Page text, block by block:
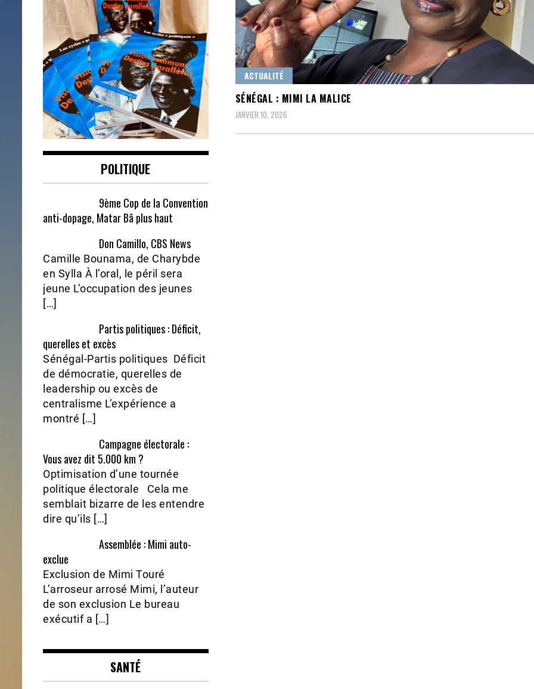
ACTUALITÉ
SÉNÉGAL : MIMI LA MALICE
JANVIER 10, 2026
POLITIQUE
9ème Cop de la Convention
anti-dopage, Matar Bâ plus haut
Don Camillo, CBS News
Camille Bounama, de Charybde
en Sylla À l’oral, le péril sera
jeune L’occupation des jeunes
[…]
Partis politiques : Déficit,
querelles et excès
Sénégal-Partis politiques Déficit
de démocratie, querelles de
leadership ou excès de
centralisme L’expérience a
montré […]
Campagne électorale :
Vous avez dit 5.000 km ?
Optimisation d’une tournée
politique électorale Cela me
semblait bizarre de les entendre
dire qu’ils […]
Assemblée : Mimi auto-
exclue
Exclusion de Mimi Touré
L’arroseur arrosé Mimi, l’auteur
de son exclusion Le bureau
exécutif a […]
SANTÉ